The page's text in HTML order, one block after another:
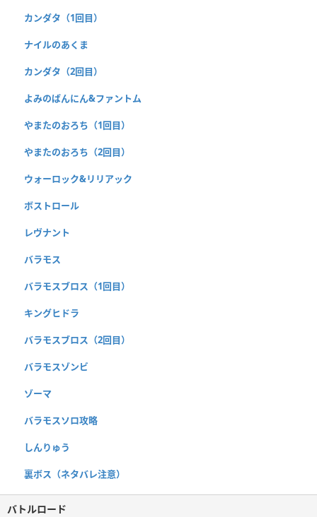
カンダタ（1回目）
ナイルのあくま
カンダタ（2回目）
よみのばんにん&ファントム
やまたのおろち（1回目）
やまたのおろち（2回目）
ウォーロック&リリアック
ボストロール
レヴナント
バラモス
バラモスブロス（1回目）
キングヒドラ
バラモスブロス（2回目）
バラモスゾンビ
ゾーマ
バラモスソロ攻略
しんりゅう
裏ボス（ネタバレ注意）
バトルロード